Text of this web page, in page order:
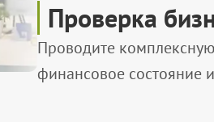
Проверка
Проводите
финансовое состояние